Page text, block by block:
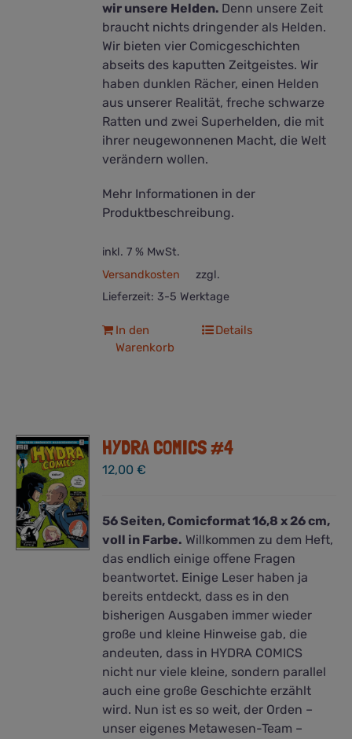
wir unsere Helden. Denn unsere Zeit
braucht nichts dringender als Helden.
Wir bieten vier Comicgeschichten
abseits des kaputten Zeitgeistes. Wir
haben dunklen Rächer, einen Helden
aus unserer Realität, freche schwarze
Ratten und zwei Superhelden, die mit
ihrer neugewonnenen Macht, die Welt
verändern wollen.
Mehr Informationen in der
Produktbeschreibung.
inkl. 7 % MwSt.
zzgl.
Versandkosten
Lieferzeit: 3-5 Werktage
In den
Warenkorb
Details
HYDRA COMICS #4
12,00€
56 Seiten, Comicformat 16,8 x 26 cm,
voll in Farbe. Willkommen zu dem Heft,
das endlich einige offene Fragen
beantwortet. Einige Leser haben ja
bereits entdeckt, dass es in den
bisherigen Ausgaben immer wieder
große und kleine Hinweise gab, die
andeuten, dass in HYDRA COMICS
nicht nur viele kleine, sondern parallel
auch eine große Geschichte erzählt
wird. Nun ist es so weit, der Orden –
unser eigenes Metawesen-Team –